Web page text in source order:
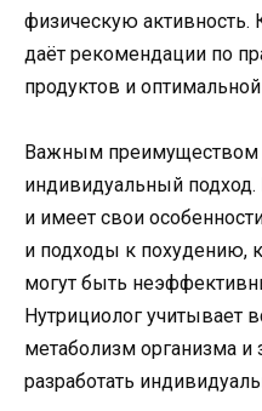
физическую активность.
даёт рекомендации по
продуктов и оптимальной
Важным преимуществом
индивидуальный
и имеет свои
и подходы к похудению,
могут быть
Нутрициолог учитывает
метаболизм организма и
разработать